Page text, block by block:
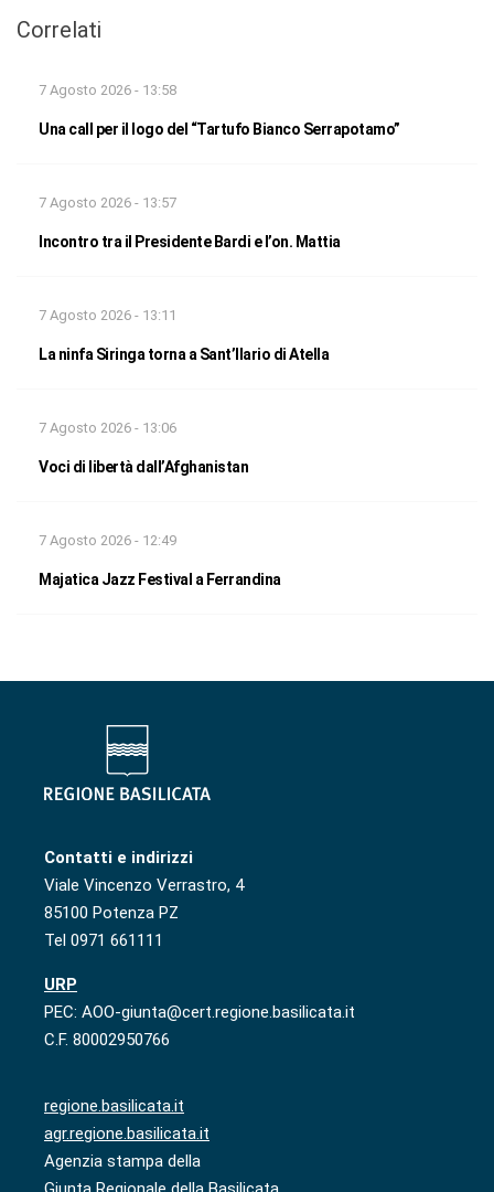
Correlati
7 Agosto 2026 - 13:58
Una call per il logo del “Tartufo Bianco Serrapotamo”
7 Agosto 2026 - 13:57
Incontro tra il Presidente Bardi e l’on. Mattia
7 Agosto 2026 - 13:11
La ninfa Siringa torna a Sant’Ilario di Atella
7 Agosto 2026 - 13:06
Voci di libertà dall’Afghanistan
7 Agosto 2026 - 12:49
Majatica Jazz Festival a Ferrandina
Contatti e indirizzi
Viale Vincenzo Verrastro, 4
85100 Potenza PZ
Tel 0971 661111
URP
PEC: AOO-giunta@cert.regione.basilicata.it
C.F. 80002950766
regione.basilicata.it
agr.regione.basilicata.it
Agenzia stampa della